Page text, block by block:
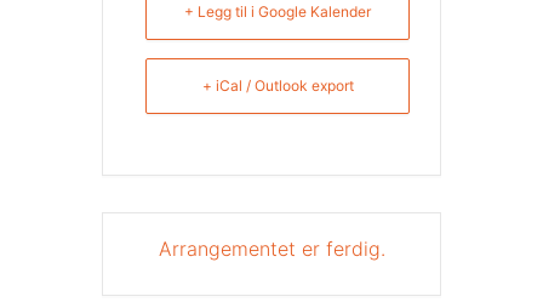
+ Legg til i Google Kalender
+ iCal / Outlook export
Arrangementet er ferdig.